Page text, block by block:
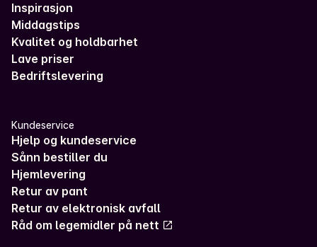
Inspirasjon
Middagstips
Kvalitet og holdbarhet
Lave priser
Bedriftslevering
Kundeservice
Hjelp og kundeservice
Sånn bestiller du
Hjemlevering
Retur av pant
Retur av elektronisk avfall
Råd om legemidler på nett